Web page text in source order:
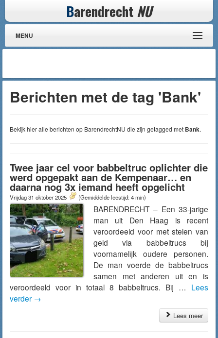
Barendrecht NU
MENU
Berichten met de tag 'Bank'
Bekijk hier alle berichten op BarendrechtNU die zijn getagged met Bank.
Twee jaar cel voor babbeltruc oplichter die
werd opgepakt aan de Kempenaar… en
daarna nog 3x iemand heeft opgelicht
Vrijdag 31 oktober 2025 (Gemiddelde leestijd: 4 min)
BARENDRECHT – Een 33-jarige
man uit Den Haag is recent
veroordeeld voor met stelen van
geld via babbeltrucs bij
voornamelijk oudere personen.
De man voerde de babbeltrucs
samen met anderen uit en is
veroordeeld voor in totaal 8 babbeltrucs. Bij … Lees
verder →
Lees meer